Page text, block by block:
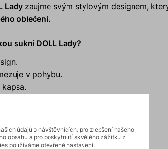
Lady zaujme svým stylovým designem,
oblečení.
sukni DOLL Lady?
v pohybu.
nošení.
údajů o návštěvnících, pro zlepšení našeho
obsahu a pro poskytnutí skvělého zážitku z
používáme otevřené nastavení.